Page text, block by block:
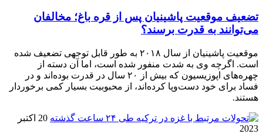
تضعیف موقعیت پاشینیان پس از قره باغ؛ مخالفان
می‌توانند به قدرت برسند؟
موقعیت پاشینیان از سال ۲۰۱۸ به طور قابل توجهی تضعیف شده
است. اگرچه وی به شدت منفور شده است، اما آن دسته از
چهره‌های اپوزیسیون که بیش از ۲۰ سال در قدرت بوده‌اند و در
فساد برای خود دست‌وپا کرده‌اند، از محبوبیت بسیار کمی برخوردار
هستند.
20 اکتبر
2023